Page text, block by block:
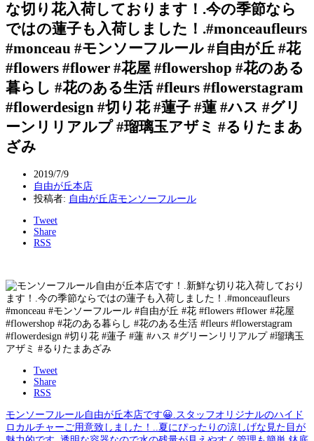
な切り花入荷しております️！.今の季節なら
ではの蓮子も入荷しました！.#monceaufleurs
#monceau #モンソーフルール #自由が丘 #花
#flowers #flower #花屋 #flowershop #花のある
暮らし #花のある生活 #fleurs #flowerstagram
#flowerdesign #切り花 #蓮子 #蓮 #ハス #グリ
ーンリリアルプ #瑠璃玉アザミ #るりたまあ
ざみ
2019/7/9
自由が丘本店
投稿者: 自由が丘店モンソーフルール
Tweet
Share
RSS
Tweet
Share
RSS
モンソーフルール自由が丘本店です😀.スタッフオリジナルのハイド
ロカルチャーご用意致しました！..夏にぴったりの涼しげな見た目が